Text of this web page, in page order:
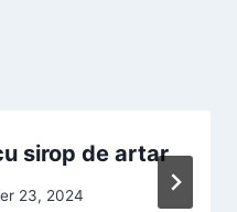
sirop de artar
23, 2024